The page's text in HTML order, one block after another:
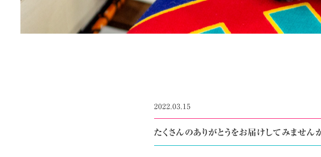
2022.03.15
たくさんのありがとうをお届けしてみません